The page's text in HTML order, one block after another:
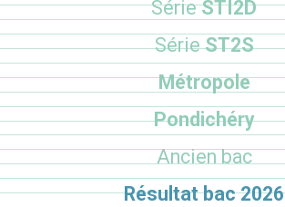
SérieSTI2D
SérieST2S
Métropole
Pondichéry
Ancien bac
Résultat bac 2026